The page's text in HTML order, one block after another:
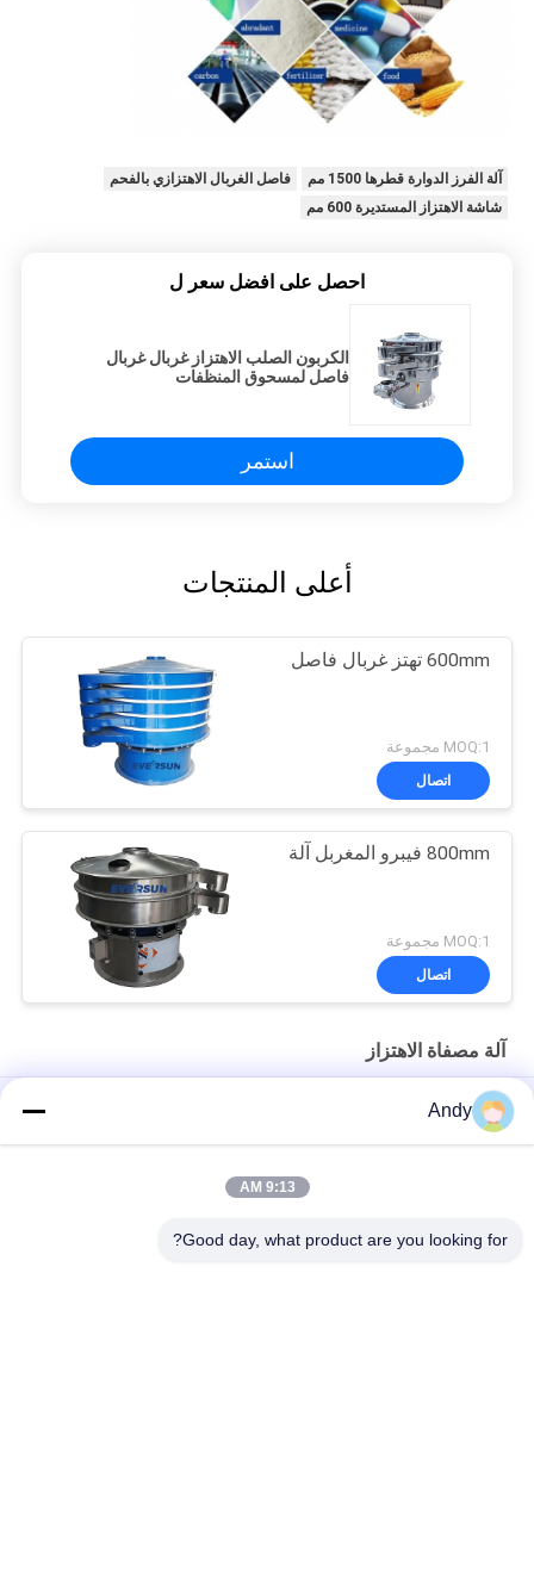
آلة الفرز الدوارة قطرها 1500 مم
فاصل الغربال الاهتزازي بالفحم
شاشة الاهتزاز المستديرة 600 مم
احصل على افضل سعر ل
الكربون الصلب الاهتزاز غربال غربال
فاصل لمسحوق المنظفات
استمر
أعلى المنتجات
600mm تهتز غربال فاصل
MOQ:1 مجموعة
اتصال
800mm فيبرو المغربل آلة
MOQ:1 مجموعة
اتصال
آلة مصفاة الاهتزاز
High-Frequency Screen for Fine Material Processing in Mining
and Building Materials
Andy
9:13 AM
Good day, what product are you looking for?